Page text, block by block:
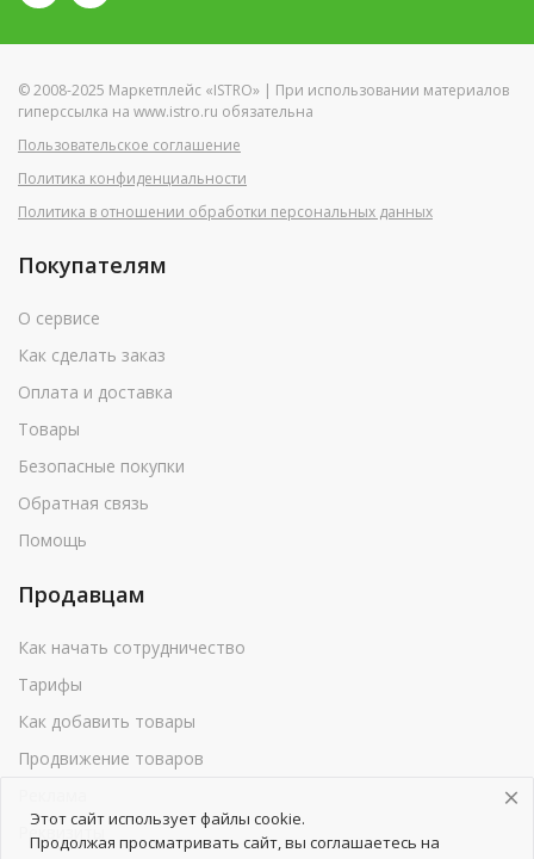
© 2008-2025 Маркетплейс «ISTRO» | При использовании материалов
гиперссылка на www.istro.ru обязательна
Пользовательское соглашение
Политика конфиденциальности
Политика в отношении обработки персональных данных
Покупателям
О сервисе
Как сделать заказ
Оплата и доставка
Товары
Безопасные покупки
Обратная связь
Помощь
Продавцам
Как начать сотрудничество
Тарифы
Как добавить товары
Продвижение товаров
Реквизиты
Этот сайт использует файлы cookie.
Продолжая просматривать сайт, вы соглашаетесь на